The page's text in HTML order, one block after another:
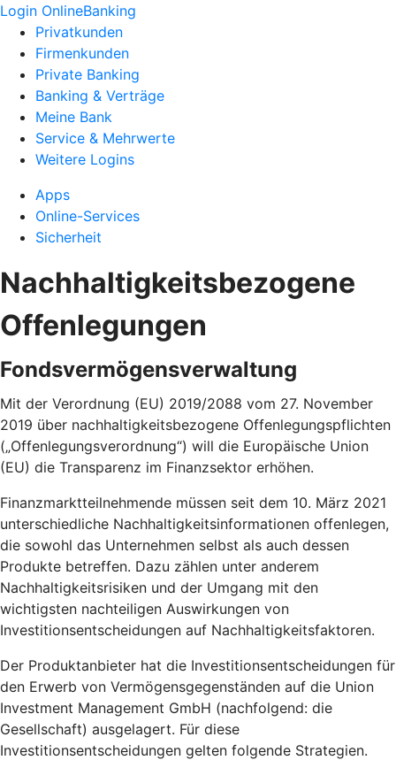
Login OnlineBanking
Privatkunden
Firmenkunden
Private Banking
Banking & Verträge
Meine Bank
Service & Mehrwerte
Weitere Logins
Apps
Online-Services
Sicherheit
Nachhaltigkeitsbezogene
Offenlegungen
Fondsvermögensverwaltung
Mit der Verordnung (EU) 2019/2088 vom 27. November
2019 über nachhaltigkeitsbezogene Offenlegungspflichten
(„Offenlegungsverordnung“) will die Europäische Union
(EU) die Transparenz im Finanzsektor erhöhen.
Finanzmarktteilnehmende müssen seit dem 10. März 2021
unterschiedliche Nachhaltigkeitsinformationen offenlegen,
die sowohl das Unternehmen selbst als auch dessen
Produkte betreffen. Dazu zählen unter anderem
Nachhaltigkeitsrisiken und der Umgang mit den
wichtigsten nachteiligen Auswirkungen von
Investitionsentscheidungen auf Nachhaltigkeitsfaktoren.
Der Produktanbieter hat die Investitionsentscheidungen für
den Erwerb von Vermögensgegenständen auf die Union
Investment Management GmbH (nachfolgend: die
Gesellschaft) ausgelagert. Für diese
Investitionsentscheidungen gelten folgende Strategien.